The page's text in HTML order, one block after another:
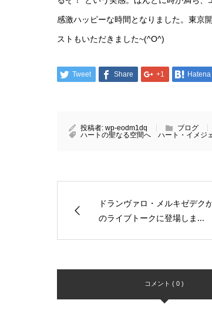
感激ハッピーな時間となりました。東京
ストもいただきました~(^O^)
Tweet Share +1 Hatena
投稿者: wp-eodm1dq
ブログ
ハートの聖なる空間へ ハート・イメ
ドランヴァロ・メルキゼデク
のライブトークに登場しま...
コメント ( 0 )